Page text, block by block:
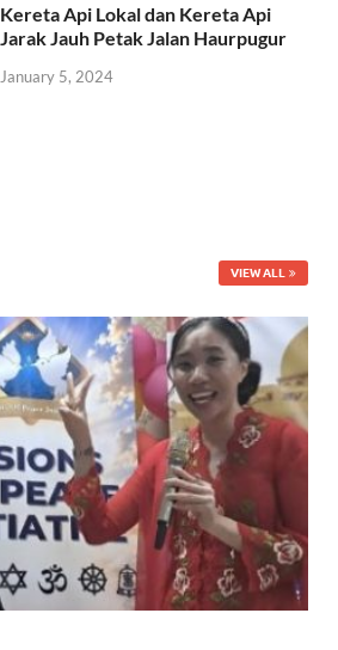
Kereta Api Lokal dan Kereta Api
Jarak Jauh Petak Jalan Haurpugur
January 5, 2024
VIEW ALL